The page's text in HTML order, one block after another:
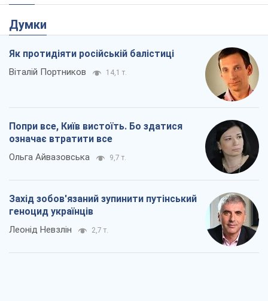
Думки
Як протидіяти російській балістиці
Віталій Портников 14,1 т.
Попри все, Київ вистоїть. Бо здатися
означає втратити все
Ольга Айвазовська 9,7 т.
Захід зобов'язаний зупинити путінський
геноцид українців
Леонід Невзлін 2,7 т.